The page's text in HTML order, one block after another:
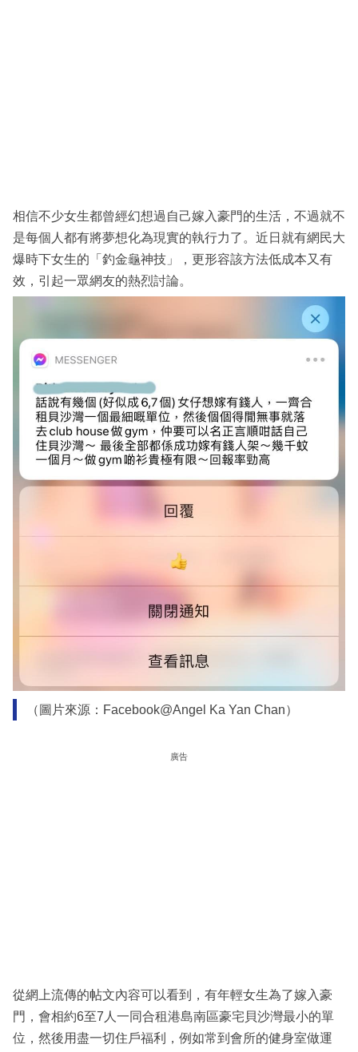
區
相信不少女生都曾經幻想過自己嫁入豪門的生活，不過就不
是每個人都有將夢想化為現實的執行力了。近日就有網民大
爆時下女生的「釣金龜神技」，更形容該方法低成本又有
效，引起一眾網友的熱烈討論。
（圖片來源：Facebook@Angel Ka Yan Chan）
廣告
從網上流傳的帖文內容可以看到，有年輕女生為了嫁入豪
門，會相約6至7人一同合租港島南區豪宅貝沙灣最小的單
位，然後用盡一切住戶福利，例如常到會所的健身室做運